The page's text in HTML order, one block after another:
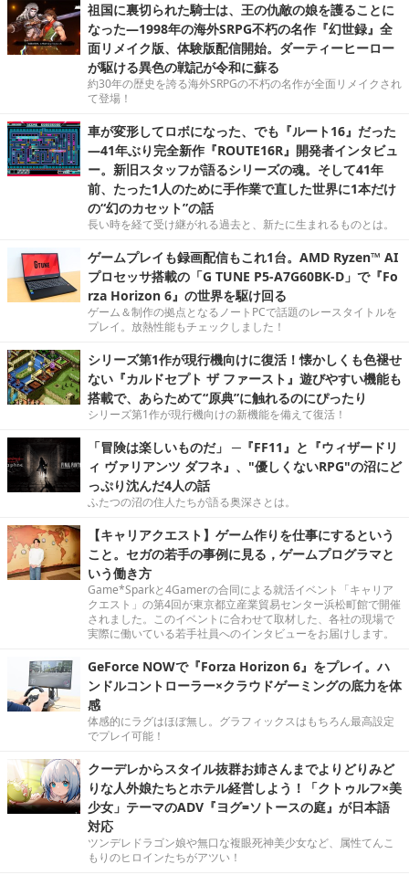
祖国に裏切られた騎士は、王の仇敵の娘を護ることに
なった―1998年の海外SRPG不朽の名作『幻世録』全
面リメイク版、体験版配信開始。ダーティーヒーロー
が駆ける異色の戦記が令和に蘇る
約30年の歴史を誇る海外SRPGの不朽の名作が全面リメイクされ
て登場！
車が変形してロボになった、でも『ルート16』だった
―41年ぶり完全新作『ROUTE16R』開発者インタビュ
ー。新旧スタッフが語るシリーズの魂。そして41年
前、たった1人のために手作業で直した世界に1本だけ
の“幻のカセット”の話
長い時を経て受け継がれる過去と、新たに生まれるものとは。
ゲームプレイも録画配信もこれ1台。AMD Ryzen™ AI
プロセッサ搭載の「G TUNE P5-A7G60BK-D」で『Fo
rza Horizon 6』の世界を駆け回る
ゲーム＆制作の拠点となるノートPCで話題のレースタイトルを
プレイ。放熱性能もチェックしました！
シリーズ第1作が現行機向けに復活！懐かしくも色褪せ
ない『カルドセプト ザ ファースト』遊びやすい機能も
搭載で、あらためて“原典”に触れるのにぴったり
シリーズ第1作が現行機向けの新機能を備えて復活！
「冒険は楽しいものだ」 ─『FF11』と『ウィザードリ
ィ ヴァリアンツ ダフネ』、"優しくないRPG"の沼にど
っぷり沈んだ4人の話
ふたつの沼の住人たちが語る奥深さとは。
【キャリアクエスト】ゲーム作りを仕事にするという
こと。セガの若手の事例に見る，ゲームプログラマと
いう働き方
Game*Sparkと4Gamerの合同による就活イベント「キャリア
クエスト」の第4回が東京都立産業貿易センター浜松町館で開催
されました。このイベントに合わせて取材した、各社の現場で
実際に働いている若手社員へのインタビューをお届けします。
GeForce NOWで『Forza Horizon 6』をプレイ。ハ
ンドルコントローラー×クラウドゲーミングの底力を体
感
体感的にラグはほぼ無し。グラフィックスはもちろん最高設定
でプレイ可能！
クーデレからスタイル抜群お姉さんまでよりどりみど
りな人外娘たちとホテル経営しよう！「クトゥルフ×美
少女」テーマのADV『ヨグ=ソトースの庭』が日本語
対応
ツンデレドラゴン娘や無口な複眼死神美少女など、属性てんこ
もりのヒロインたちがアツい！